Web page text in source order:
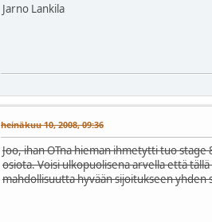
Jarno Lankila
heinäkuu 10, 2008, 09:36
Joo, ihan OTna hieman ihmetytti tuo
osiota. Voisi ulkopuolisena arvella että
mahdollisuutta hyvään sijoitukseen